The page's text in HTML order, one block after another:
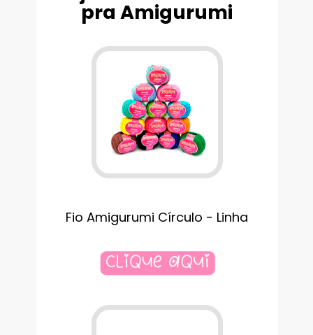
pra Amigurumi
Fio Amigurumi Círculo - Linha